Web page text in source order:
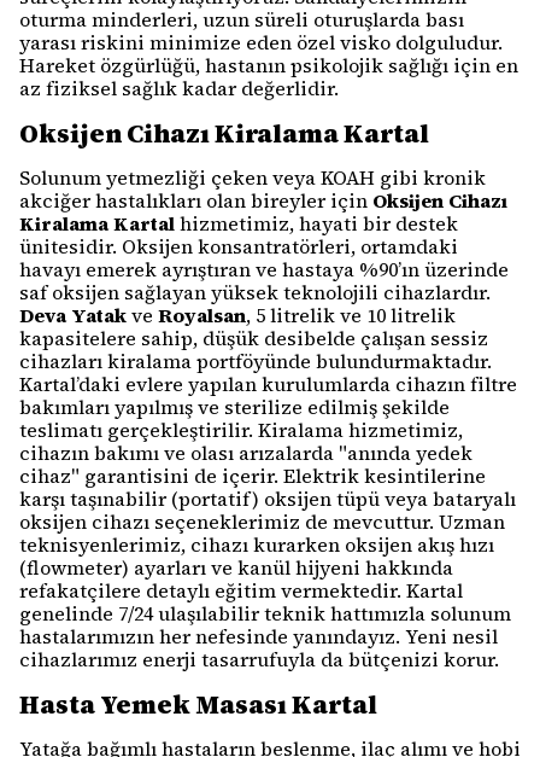
oturma minderleri, uzun süreli oturuşlarda bası
yarası riskini minimize eden özel visko dolguludur.
Hareket özgürlüğü, hastanın psikolojik sağlığı için en
az fiziksel sağlık kadar değerlidir.
Oksijen Cihazı Kiralama Kartal
Solunum yetmezliği çeken veya KOAH gibi kronik
akciğer hastalıkları olan bireyler için Oksijen Cihazı
Kiralama Kartalhizmetimiz, hayati bir destek
ünitesidir. Oksijen konsantratörleri, ortamdaki
havayı emerek ayrıştıran ve hastaya %90’ın üzerinde
saf oksijen sağlayan yüksek teknolojili cihazlardır.
Deva Yatakve Royalsan, 5 litrelik ve 10 litrelik
kapasitelere sahip, düşük desibelde çalışan sessiz
cihazları kiralama portföyünde bulundurmaktadır.
Kartal’daki evlere yapılan kurulumlarda cihazın filtre
bakımları yapılmış ve sterilize edilmiş şekilde
teslimatı gerçekleştirilir. Kiralama hizmetimiz,
cihazın bakımı ve olası arızalarda "anında yedek
cihaz" garantisini de içerir. Elektrik kesintilerine
karşı taşınabilir (portatif) oksijen tüpü veya bataryalı
oksijen cihazı seçeneklerimiz de mevcuttur. Uzman
teknisyenlerimiz, cihazı kurarken oksijen akış hızı
(flowmeter) ayarları ve kanül hijyeni hakkında
refakatçilere detaylı eğitim vermektedir. Kartal
genelinde 7/24 ulaşılabilir teknik hattımızla solunum
hastalarımızın her nefesinde yanındayız. Yeni nesil
cihazlarımız enerji tasarrufuyla da bütçenizi korur.
Hasta Yemek Masası Kartal
Yatağa bağımlı hastaların beslenme, ilaç alımı ve hobi